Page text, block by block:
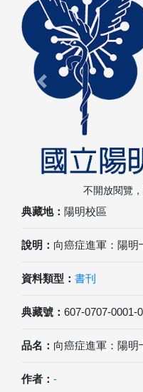
管理者登入
典藏地： 陽明校區
說明： 向癌症進軍：陽明
資料類型： 書刊
典藏號： 607-0707-0001-
品名： 向癌症進軍：陽明
作者： -
Previous
不開放閱覽